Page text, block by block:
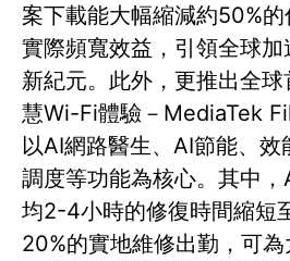
案下載能大幅縮減約50%
實際頻寬效益，引領全球
新紀元。此外，更推出全
慧Wi-Fi體驗－MediaTek
以AI網路醫生、AI節能、
調度等功能為核心。其中
均2-4小時的修復時間縮短
20%的實地維修出勤，可